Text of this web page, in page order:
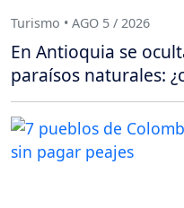
Turismo • AGO 5 / 2026
En Antioquia se
paraísos naturales: